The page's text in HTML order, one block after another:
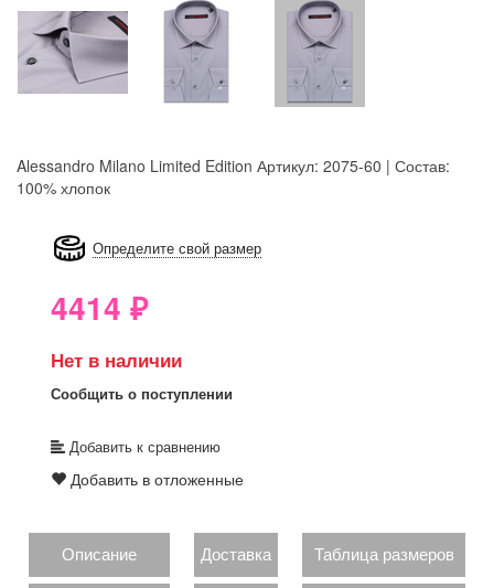
Alessandro Milano Limited Edition Артикул: 2075-60 | Состав:
100% хлопок
Определите свой размер
4414 ₽
Нет в наличии
Сообщить о поступлении
Добавить к сравнению
Добавить в отложенные
Описание Доставка Таблица размеров